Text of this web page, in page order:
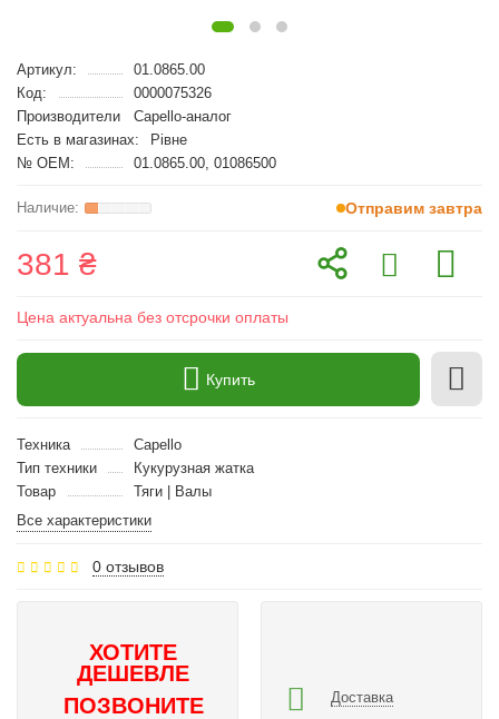
Артикул:
01.0865.00
Код:
0000075326
Производители
Capello-аналог
Есть в магазинах:
Рівне
№ OEM:
01.0865.00, 01086500
Отправим завтра
381 ₴
Цена актуальна без отсрочки оплаты
Купить
Техника
Capello
Тип техники
Кукурузная жатка
Товар
Тяги | Валы
Все характеристики
0 отзывов
ХОТИТЕ
ДЕШЕВЛЕ
ПОЗВОНИТЕ
Доставка